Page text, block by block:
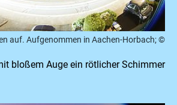
auf. Aufgenommen in Aachen-Horbach; ©
bloßem Auge ein rötlicher Schimmer